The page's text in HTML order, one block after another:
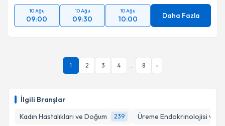
İlgili Branşlar
Kadın Hastalıkları ve Doğum
239 Üreme Endokrinolojisi ve
10 Ağu
09:00
10 Ağu
09:30
10 Ağu
10:00 Daha Fazla
1 2 3 4 ... 8 ›